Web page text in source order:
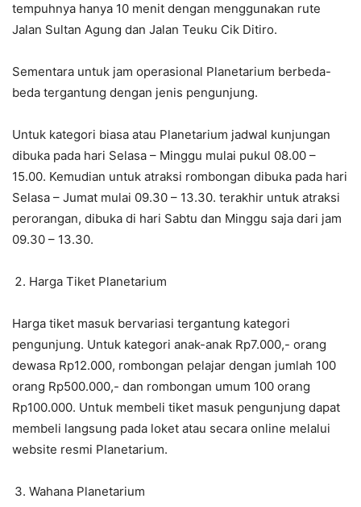
tempuhnya hanya 10 menit dengan menggunakan rute
Jalan Sultan Agung dan Jalan Teuku Cik Ditiro.
Sementara untuk jam operasional Planetarium berbeda-
beda tergantung dengan jenis pengunjung.
Untuk kategori biasa atau Planetarium jadwal kunjungan
dibuka pada hari Selasa – Minggu mulai pukul 08.00 –
15.00. Kemudian untuk atraksi rombongan dibuka pada hari
Selasa – Jumat mulai 09.30 – 13.30. terakhir untuk atraksi
perorangan, dibuka di hari Sabtu dan Minggu saja dari jam
09.30 – 13.30.
Harga Tiket Planetarium
Harga tiket masuk bervariasi tergantung kategori
pengunjung. Untuk kategori anak-anak Rp7.000,- orang
dewasa Rp12.000, rombongan pelajar dengan jumlah 100
orang Rp500.000,- dan rombongan umum 100 orang
Rp100.000. Untuk membeli tiket masuk pengunjung dapat
membeli langsung pada loket atau secara online melalui
website resmi Planetarium.
Wahana Planetarium